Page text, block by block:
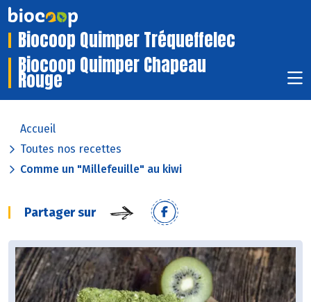
Biocoop Quimper Tréqueffelec
Biocoop Quimper Chapeau
Rouge
Accueil
Toutes nos recettes
Comme un "Millefeuille" au kiwi
Partager sur